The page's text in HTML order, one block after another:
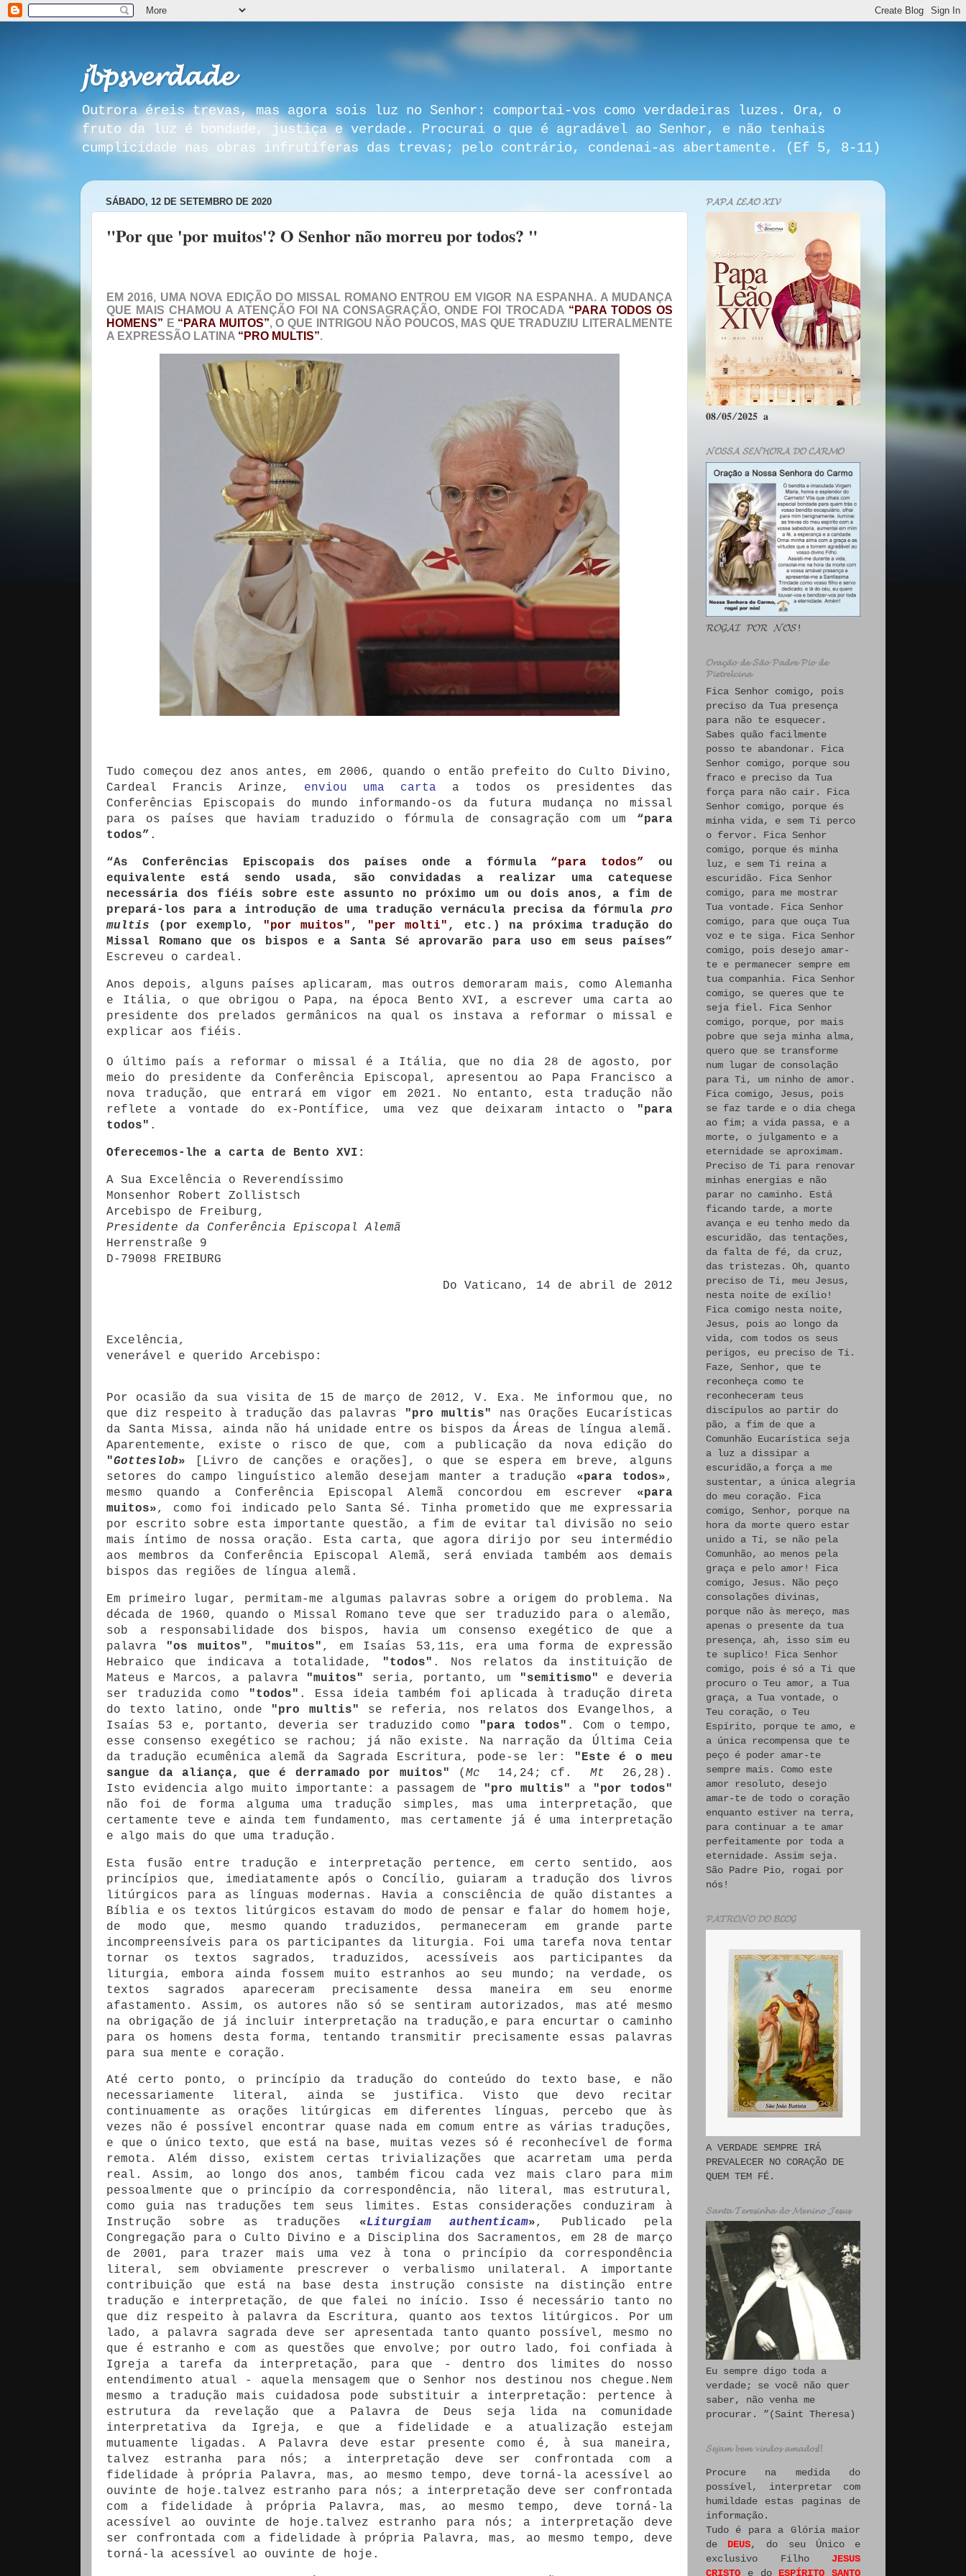
𝓳𝓫𝓹𝓼𝓿𝓮𝓻𝓭𝓪𝓭𝓮
Outrora éreis trevas, mas agora sois luz no Senhor: comportai-vos como verdadeiras luzes. Ora, o
fruto da luz é bondade, justiça e verdade. Procurai o que é agradável ao Senhor, e não tenhais
cumplicidade nas obras infrutíferas das trevas; pelo contrário, condenai-as abertamente. (Ef 5, 8-11)
SÁBADO, 12 DE SETEMBRO DE 2020
"Por que 'por muitos'? O Senhor não morreu por todos? "
EM 2016, UMA NOVA EDIÇÃO DO MISSAL ROMANO ENTROU EM VIGOR NA ESPANHA. A MUDANÇA
QUE MAIS CHAMOU A ATENÇÃO FOI NA CONSAGRAÇÃO, ONDE FOI TROCADA “PARA TODOS OS
HOMENS” E “PARA MUITOS”, O QUE INTRIGOU NÃO POUCOS, MAS QUE TRADUZIU LITERALMENTE
A EXPRESSÃO LATINA “PRO MULTIS”.
Tudo começou dez anos antes, em 2006, quando o então prefeito do Culto Divino,
Cardeal Francis Arinze, enviou uma carta a todos os presidentes das
Conferências Episcopais do mundo informando-os da futura mudança no missal
para os países que haviam traduzido o fórmula de consagração com um “para
todos” .
“As Conferências Episcopais dos países onde a fórmula “para todos”
ou
equivalente está sendo usada, são convidadas a realizar uma catequese
necessária dos fiéis sobre este assunto no próximo um ou dois anos, a fim de
prepará-los para a introdução de uma tradução vernácula precisa da fórmula pro
multis (por exemplo, "por muitos" , "per molti" , etc.) na próxima tradução do
Missal Romano que os bispos e a Santa Sé aprovarão para uso em seus países”
Escreveu o cardeal.
Anos depois, alguns países aplicaram, mas outros demoraram mais, como Alemanha
e Itália, o que obrigou o Papa, na época Bento XVI, a escrever uma carta ao
presidente dos prelados germânicos na qual os instava a reformar o missal e
explicar aos fiéis.
O último país a reformar o missal é a Itália, que no dia 28 de agosto, por
meio do presidente da Conferência Episcopal, apresentou ao Papa Francisco a
nova tradução, que entrará em vigor em 2021. No entanto, esta tradução não
reflete a vontade do ex-Pontífice, uma vez que deixaram intacto o
"para
todos" .
Oferecemos-lhe a carta de Bento XVI:
A Sua Excelência o Reverendíssimo
Monsenhor Robert Zollistsch
Arcebispo de Freiburg,
Presidente da Conferência Episcopal Alemã
Herrenstraße 9
D-79098 FREIBURG
Do Vaticano, 14 de abril de 2012
Excelência,
venerável e querido Arcebispo:
Por ocasião da sua visita de 15 de março de 2012, V. Exa. Me informou que, no
que diz respeito à tradução das palavras "pro multis"
nas Orações Eucarísticas
da Santa Missa, ainda não há unidade entre os bispos da Áreas de língua alemã.
Aparentemente, existe o risco de que, com a publicação da nova edição do
"Gotteslob» [Livro de canções e orações], o que se espera em breve, alguns
setores do campo linguístico alemão desejam manter a tradução «para todos»,
mesmo quando a Conferência Episcopal Alemã concordou em escrever «para
muitos», como foi indicado pelo Santa Sé. Tinha prometido que me expressaria
por escrito sobre esta importante questão, a fim de evitar tal divisão no seio
mais íntimo de nossa oração. Esta carta, que agora dirijo por seu intermédio
aos membros da Conferência Episcopal Alemã, será enviada também aos demais
bispos das regiões de língua alemã.
Em primeiro lugar, permitam-me algumas palavras sobre a origem do problema. Na
década de 1960, quando o Missal Romano teve que ser traduzido para o alemão,
sob a responsabilidade dos bispos, havia um consenso exegético de que a
palavra "os muitos" , "muitos" , em Isaías 53,11s, era uma forma de expressão
Hebraico que indicava a totalidade,
"todos" . Nos relatos da instituição de
Mateus e Marcos, a palavra
"muitos" seria, portanto, um "semitismo" e deveria
ser traduzida como
"todos" . Essa ideia também foi aplicada à tradução direta
do texto latino, onde "pro multis" se referia, nos relatos dos Evangelhos, a
Isaías 53 e, portanto, deveria ser traduzido como
"para todos" . Com o tempo,
esse consenso exegético se rachou; já não existe. Na narração da Última Ceia
da tradução ecumênica alemã da Sagrada Escritura, pode-se ler:
"Este é o meu
sangue da aliança, que é derramado por muitos" (Mc 14,24; cf. Mt 26,28).
Isto evidencia algo muito importante: a passagem de "pro multis" a "por todos"
não foi de forma alguma uma tradução simples, mas uma interpretação, que
certamente teve e ainda tem fundamento, mas certamente já é uma interpretação
e algo mais do que uma tradução.
Esta fusão entre tradução e interpretação pertence, em certo sentido, aos
princípios que, imediatamente após o Concílio, guiaram a tradução dos livros
litúrgicos para as línguas modernas. Havia a consciência de quão distantes a
Bíblia e os textos litúrgicos estavam do modo de pensar e falar do homem hoje,
de modo que, mesmo quando traduzidos, permaneceram em grande parte
incompreensíveis para os participantes da liturgia. Foi uma tarefa nova tentar
tornar os textos sagrados, traduzidos, acessíveis aos participantes da
liturgia, embora ainda fossem muito estranhos ao seu mundo; na verdade, os
textos sagrados apareceram precisamente dessa maneira em seu enorme
afastamento. Assim, os autores não só se sentiram autorizados, mas até mesmo
na obrigação de já incluir interpretação na tradução,e para encurtar o caminho
para os homens desta forma, tentando transmitir precisamente essas palavras
para sua mente e coração.
Até certo ponto, o princípio da tradução do conteúdo do texto base, e não
necessariamente literal, ainda se justifica. Visto que devo recitar
continuamente as orações litúrgicas em diferentes línguas, percebo que às
vezes não é possível encontrar quase nada em comum entre as várias traduções,
e que o único texto, que está na base, muitas vezes só é reconhecível de forma
remota. Além disso, existem certas trivializações que acarretam uma perda
real. Assim, ao longo dos anos, também ficou cada vez mais claro para mim
pessoalmente que o princípio da correspondência, não literal, mas estrutural,
como guia nas traduções tem seus limites. Estas considerações conduziram à
Instrução sobre as traduções «Liturgiam authenticam», Publicado pela
Congregação para o Culto Divino e a Disciplina dos Sacramentos, em 28 de março
de 2001, para trazer mais uma vez à tona o princípio da correspondência
literal, sem obviamente prescrever o verbalismo unilateral. A importante
contribuição que está na base desta instrução consiste na distinção entre
tradução e interpretação, de que falei no início. Isso é necessário tanto no
que diz respeito à palavra da Escritura, quanto aos textos litúrgicos. Por um
lado, a palavra sagrada deve ser apresentada tanto quanto possível, mesmo no
que é estranho e com as questões que envolve; por outro lado, foi confiada à
Igreja a tarefa da interpretação, para que - dentro dos limites do nosso
entendimento atual - aquela mensagem que o Senhor nos destinou nos chegue.Nem
mesmo a tradução mais cuidadosa pode substituir a interpretação: pertence à
estrutura da revelação que a Palavra de Deus seja lida na comunidade
interpretativa da Igreja, e que a fidelidade e a atualização estejam
mutuamente ligadas. A Palavra deve estar presente como é, à sua maneira,
talvez estranha para nós; a interpretação deve ser confrontada com a
fidelidade à própria Palavra, mas, ao mesmo tempo, deve torná-la acessível ao
ouvinte de hoje.talvez estranho para nós; a interpretação deve ser confrontada
com a fidelidade à própria Palavra, mas, ao mesmo tempo, deve torná-la
acessível ao ouvinte de hoje.talvez estranho para nós; a interpretação deve
ser confrontada com a fidelidade à própria Palavra, mas, ao mesmo tempo, deve
torná-la acessível ao ouvinte de hoje.
𝓟𝓐𝓟𝓐 𝓛𝓔𝓐̃𝓞 𝓧𝓘𝓥
𝟎𝟖/𝟎𝟓/𝟐𝟎𝟐𝟓 𝐚
𝓝𝓞𝓢𝓢𝓐 𝓢𝓔𝓝𝓗𝓞𝓡𝓐 𝓓𝓞 𝓒𝓐𝓡𝓜𝓞
𝓡𝓞𝓖𝓐𝓘 𝓟𝓞𝓡 𝓝𝓞́𝓢!
𝓞𝓻𝓪𝓬̧𝓪̃𝓸 𝓭𝓮 𝓢𝓪̃𝓸 𝓟𝓪𝓭𝓻𝓮 𝓟𝓲𝓸 𝓭𝓮
𝓟𝓲𝓮𝓽𝓻𝓮𝓵𝓬𝓲𝓷𝓪
Fica Senhor comigo, pois
preciso da Tua presença
para não te esquecer.
Sabes quão facilmente
posso te abandonar. Fica
Senhor comigo, porque sou
fraco e preciso da Tua
força para não cair. Fica
Senhor comigo, porque és
minha vida, e sem Ti perco
o fervor. Fica Senhor
comigo, porque és minha
luz, e sem Ti reina a
escuridão. Fica Senhor
comigo, para me mostrar
Tua vontade. Fica Senhor
comigo, para que ouça Tua
voz e te siga. Fica Senhor
comigo, pois desejo amar-
te e permanecer sempre em
tua companhia. Fica Senhor
comigo, se queres que te
seja fiel. Fica Senhor
comigo, porque, por mais
pobre que seja minha alma,
quero que se transforme
num lugar de consolação
para Ti, um ninho de amor.
Fica comigo, Jesus, pois
se faz tarde e o dia chega
ao fim; a vida passa, e a
morte, o julgamento e a
eternidade se aproximam.
Preciso de Ti para renovar
minhas energias e não
parar no caminho. Está
ficando tarde, a morte
avança e eu tenho medo da
escuridão, das tentações,
da falta de fé, da cruz,
das tristezas. Oh, quanto
preciso de Ti, meu Jesus,
nesta noite de exílio!
Fica comigo nesta noite,
Jesus, pois ao longo da
vida, com todos os seus
perigos, eu preciso de Ti.
Faze, Senhor, que te
reconheça como te
reconheceram teus
discípulos ao partir do
pão, a fim de que a
Comunhão Eucarística seja
a luz a dissipar a
escuridão,a força a me
sustentar, a única alegria
do meu coração. Fica
comigo, Senhor, porque na
hora da morte quero estar
unido a Ti, se não pela
Comunhão, ao menos pela
graça e pelo amor! Fica
comigo, Jesus. Não peço
consolações divinas,
porque não às mereço, mas
apenas o presente da tua
presença, ah, isso sim eu
te suplico! Fica Senhor
comigo, pois é só a Ti que
procuro o Teu amor, a Tua
graça, a Tua vontade, o
Teu coração, o Teu
Espírito, porque te amo, e
a única recompensa que te
peço é poder amar-te
sempre mais. Como este
amor resoluto, desejo
amar-te de todo o coração
enquanto estiver na terra,
para continuar a te amar
perfeitamente por toda a
eternidade. Assim seja.
São Padre Pio, rogai por
nós!
𝓟𝓐𝓣𝓡𝓞𝓝𝓞 𝓓𝓞 𝓑𝓛𝓞𝓖
A VERDADE SEMPRE IRÁ
PREVALECER NO CORAÇÃO DE
QUEM TEM FÉ.
𝓢𝓪𝓷𝓽𝓪 𝓣𝓮𝓻𝓮𝓼𝓲𝓷𝓱𝓪 𝓭𝓸 𝓜𝓮𝓷𝓲𝓷𝓸 𝓙𝓮𝓼𝓾𝓼
Eu sempre digo toda a
verdade; se você não quer
saber, não venha me
procurar. ”(Saint Theresa)
𝓢𝓮𝓳𝓪𝓶 𝓫𝓮𝓶 𝓿𝓲𝓷𝓭𝓸𝓼 𝓪𝓶𝓪𝓭𝓸𝓼!!
Procure na medida do
possível, interpretar com
humildade estas paginas de
informação.
Tudo é para a Glória maior
de DEUS, do seu Único e
exclusivo Filho JESUS
CRISTO e do ESPÍRITO SANTO